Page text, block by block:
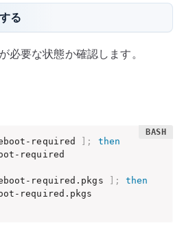
る
必要な状態か確認します。
required ;
then
required.pkgs ;
then